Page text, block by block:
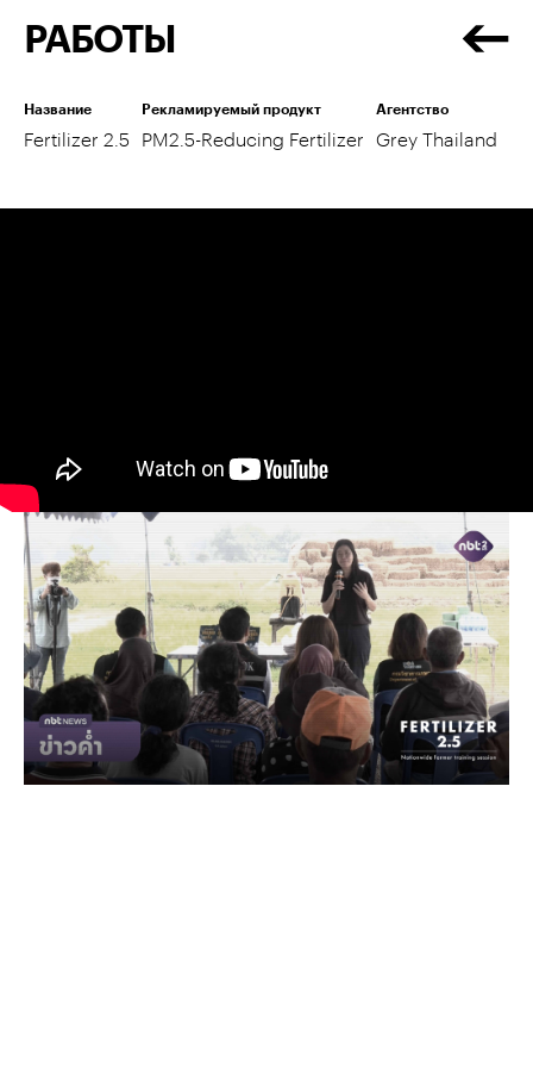
РАБОТЫ
Название
Fertilizer 2.5
Рекламируемый продукт
PM2.5-Reducing Fertilizer
Агентство
Grey Thailand